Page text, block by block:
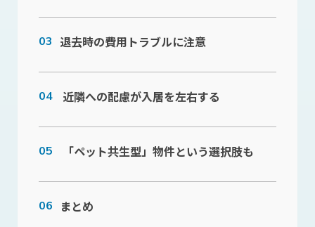
退去時の費用トラブルに注意
近隣への配慮が入居を左右する
「ペット共生型」物件という選択肢も
まとめ